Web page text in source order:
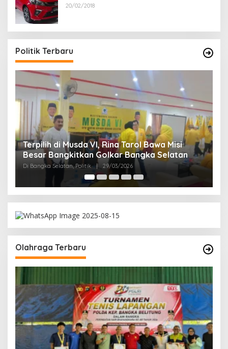
20/02/2018
Politik Terbaru
Ramadan Penuh Berkah, PAC Toboali partai
PDI Perjuangan Bagikan Takjil
Di Bangka Selatan, Politik | 18/03/2026
Olahraga Terbaru